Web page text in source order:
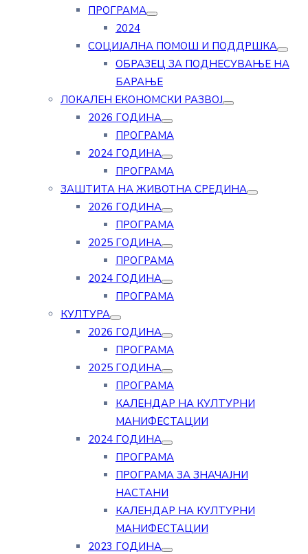
ПРОГРАМА
2024
СОЦИЈАЛНА ПОМОШ И ПОДДРШКА
ОБРАЗЕЦ ЗА ПОДНЕСУВАЊЕ НА
БАРАЊЕ
ЛОКАЛЕН ЕКОНОМСКИ РАЗВОЈ
2026 ГОДИНА
ПРОГРАМА
2024 ГОДИНА
ПРОГРАМА
ЗАШТИТА НА ЖИВОТНА СРЕДИНА
2026 ГОДИНА
ПРОГРАМА
2025 ГОДИНА
ПРОГРАМА
2024 ГОДИНА
ПРОГРАМА
КУЛТУРА
2026 ГОДИНА
ПРОГРАМА
2025 ГОДИНА
ПРОГРАМА
КАЛЕНДАР НА КУЛТУРНИ
МАНИФЕСТАЦИИ
2024 ГОДИНА
ПРОГРАМА
ПРОГРАМА ЗА ЗНАЧАЈНИ
НАСТАНИ
КАЛЕНДАР НА КУЛТУРНИ
МАНИФЕСТАЦИИ
2023 ГОДИНА